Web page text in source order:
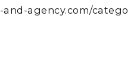
agency.com/catego